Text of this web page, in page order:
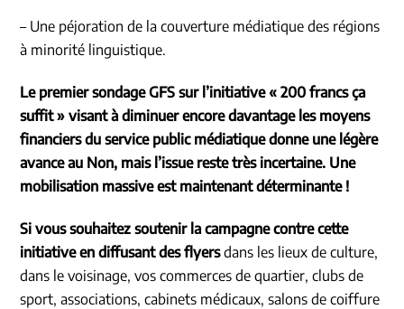
– Une péjoration de la couverture médiatique des régions
à minorité linguistique.
Le premier sondage GFS sur l’initiative « 200 francs ça
suffit » visant à diminuer encore davantage les moyens
financiers du service public médiatique donne une légère
avance au Non, mais l’issue reste très incertaine. Une
mobilisation massive est maintenant déterminante !
Si vous souhaitez soutenir la campagne contre cette
initiative en diffusant des flyersdans les lieux de culture,
dans le voisinage, vos commerces de quartier, clubs de
sport, associations, cabinets médicaux, salons de coiffure